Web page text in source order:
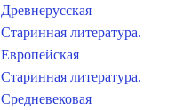
Древнерусская
Старинная литература.
Европейская
Старинная литература.
Средневековая